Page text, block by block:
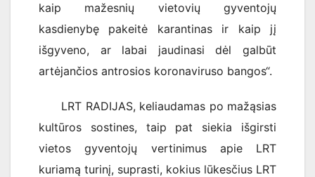
kaip mažesnių vietovių gyventojų
kasdienybę pakeitė karantinas ir kaip jį
išgyveno, ar labai jaudinasi dėl galbūt
artėjančios antrosios koronaviruso bangos“.
LRT RADIJAS, keliaudamas po mažąsias
kultūros sostines, taip pat siekia išgirsti
vietos gyventojų vertinimus apie LRT
kuriamą turinį, suprasti, kokius lūkesčius LRT